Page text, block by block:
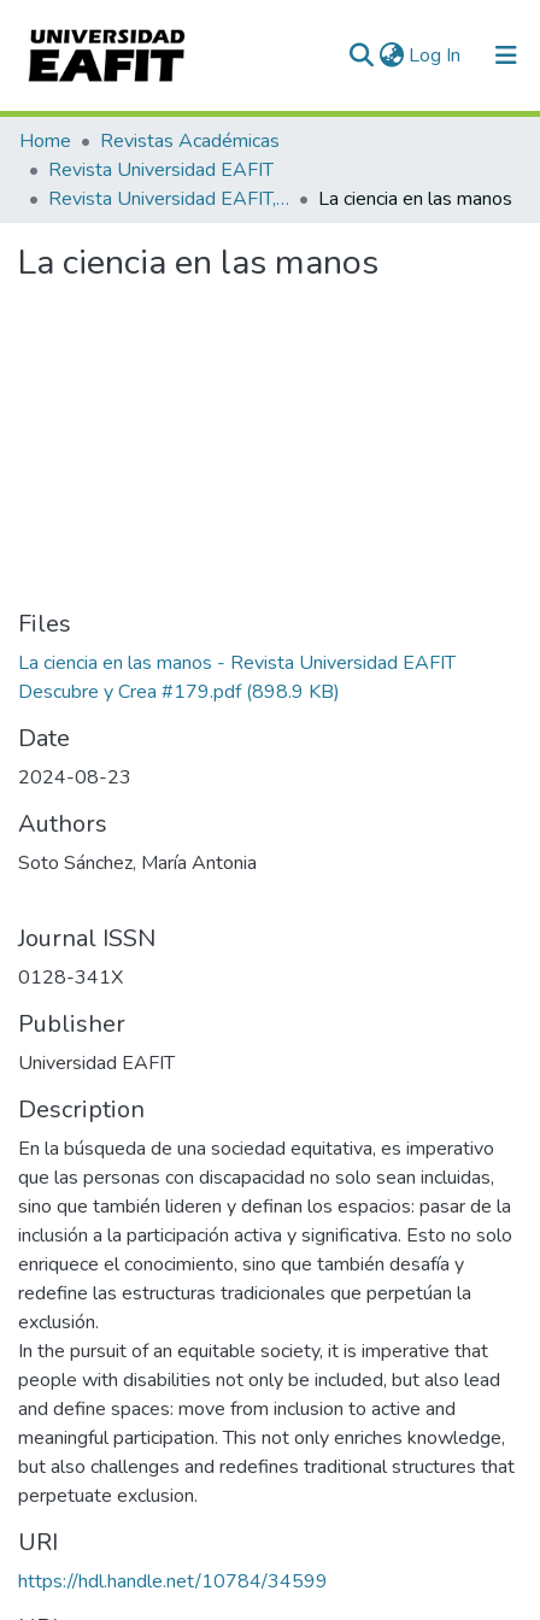
Log In (current)
Communities & Collections
All of DSpace
Home
Revistas Académicas
Revista Universidad EAFIT
Revista Universidad EAFIT, Vol. 58, Núm. 179 (2024)
La ciencia en las manos
La ciencia en las manos
Files
La ciencia en las manos - Revista Universidad EAFIT
Descubre y Crea #179.pdf(898.9 KB)
Date
2024-08-23
Authors
Soto Sánchez, María Antonia
Journal ISSN
0128-341X
Publisher
Universidad EAFIT
Description
En la búsqueda de una sociedad equitativa, es imperativo
que las personas con discapacidad no solo sean incluidas,
sino que también lideren y definan los espacios: pasar de la
inclusión a la participación activa y significativa. Esto no solo
enriquece el conocimiento, sino que también desafía y
redefine las estructuras tradicionales que perpetúan la
exclusión.
In the pursuit of an equitable society, it is imperative that
people with disabilities not only be included, but also lead
and define spaces: move from inclusion to active and
meaningful participation. This not only enriches knowledge,
but also challenges and redefines traditional structures that
perpetuate exclusion.
URI
https://hdl.handle.net/10784/34599